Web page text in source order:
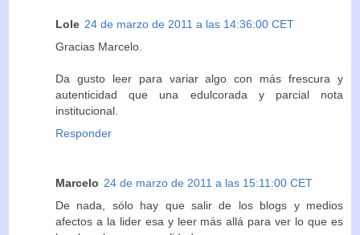
Lole 24 de marzo de 2011 a las 14:36:00 CET
Gracias Marcelo.
Da gusto leer para variar algo con más frescura y
autenticidad que una edulcorada y parcial nota
institucional.
Responder
Marcelo 24 de marzo de 2011 a las 15:11:00 CET
De nada, sólo hay que salir de los blogs y medios
afectos a la lider esa y leer más allá para ver lo que es